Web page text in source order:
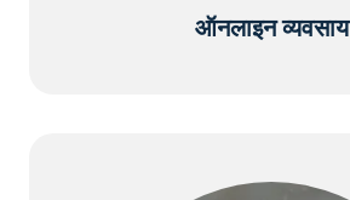
ऑनलाइन व्यवसाय